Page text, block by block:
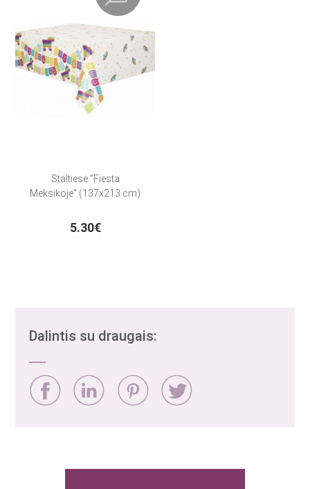
Staltiesė "Fiesta
Meksikoje" (137x213 cm)
5.30€
Dalintis su draugais: